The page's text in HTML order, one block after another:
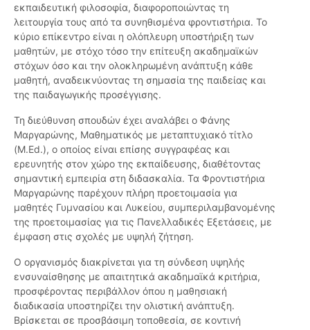
εκπαιδευτική φιλοσοφία, διαφοροποιώντας τη
λειτουργία τους από τα συνηθισμένα φροντιστήρια. Το
κύριο επίκεντρο είναι η ολόπλευρη υποστήριξη των
μαθητών, με στόχο τόσο την επίτευξη ακαδημαϊκών
στόχων όσο και την ολοκληρωμένη ανάπτυξη κάθε
μαθητή, αναδεικνύοντας τη σημασία της παιδείας και
της παιδαγωγικής προσέγγισης.
Τη διεύθυνση σπουδών έχει αναλάβει ο Φάνης
Μαργαρώνης, Μαθηματικός με μεταπτυχιακό τίτλο
(M.Ed.), ο οποίος είναι επίσης συγγραφέας και
ερευνητής στον χώρο της εκπαίδευσης, διαθέτοντας
σημαντική εμπειρία στη διδασκαλία. Τα Φροντιστήρια
Μαργαρώνης παρέχουν πλήρη προετοιμασία για
μαθητές Γυμνασίου και Λυκείου, συμπεριλαμβανομένης
της προετοιμασίας για τις Πανελλαδικές Εξετάσεις, με
έμφαση στις σχολές με υψηλή ζήτηση.
Ο οργανισμός διακρίνεται για τη σύνδεση υψηλής
ενσυναίσθησης με απαιτητικά ακαδημαϊκά κριτήρια,
προσφέροντας περιβάλλον όπου η μαθησιακή
διαδικασία υποστηρίζει την ολιστική ανάπτυξη.
Βρίσκεται σε προσβάσιμη τοποθεσία, σε κοντινή